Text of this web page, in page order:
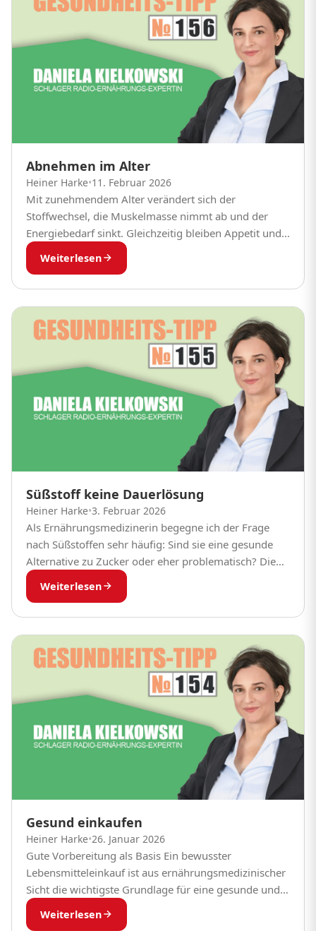
Abnehmen im Alter
Heiner Harke•11. Februar 2026
Mit zunehmendem Alter verändert sich der
Stoffwechsel, die Muskelmasse nimmt ab und der
Energiebedarf sinkt. Gleichzeitig bleiben Appetit und
Essgewohnheiten oft unverändert. Als
Ernährungsmedizinerin erlebe ich täglich, dass viele
Weiterlesen
Süßstoff keine Dauerlösung
Heiner Harke•3. Februar 2026
Als Ernährungsmedizinerin begegne ich der Frage
nach Süßstoffen sehr häufig: Sind sie eine gesunde
Alternative zu Zucker oder eher problematisch? Die
Antwort ist differenziert. Süßstoffe können helfen, den
Zuckerkonsum zu...
Weiterlesen
Gesund einkaufen
Heiner Harke•26. Januar 2026
Gute Vorbereitung als Basis Ein bewusster
Lebensmitteleinkauf ist aus ernährungsmedizinischer
Sicht die wichtigste Grundlage für eine gesunde und
ausgewogene Ernährung. Bereits im Supermarkt
werden viele Entscheidungen getroffen, die später
Weiterlesen